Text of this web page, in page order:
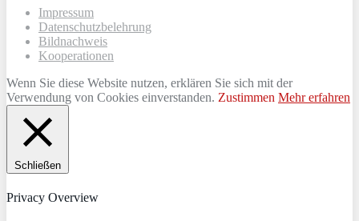
Impressum
Datenschutzbelehrung
Bildnachweis
Kooperationen
Wenn Sie diese Website nutzen, erklären Sie sich mit der
Verwendung von Cookies einverstanden. Zustimmen Mehr erfahren
Schließen
Privacy Overview